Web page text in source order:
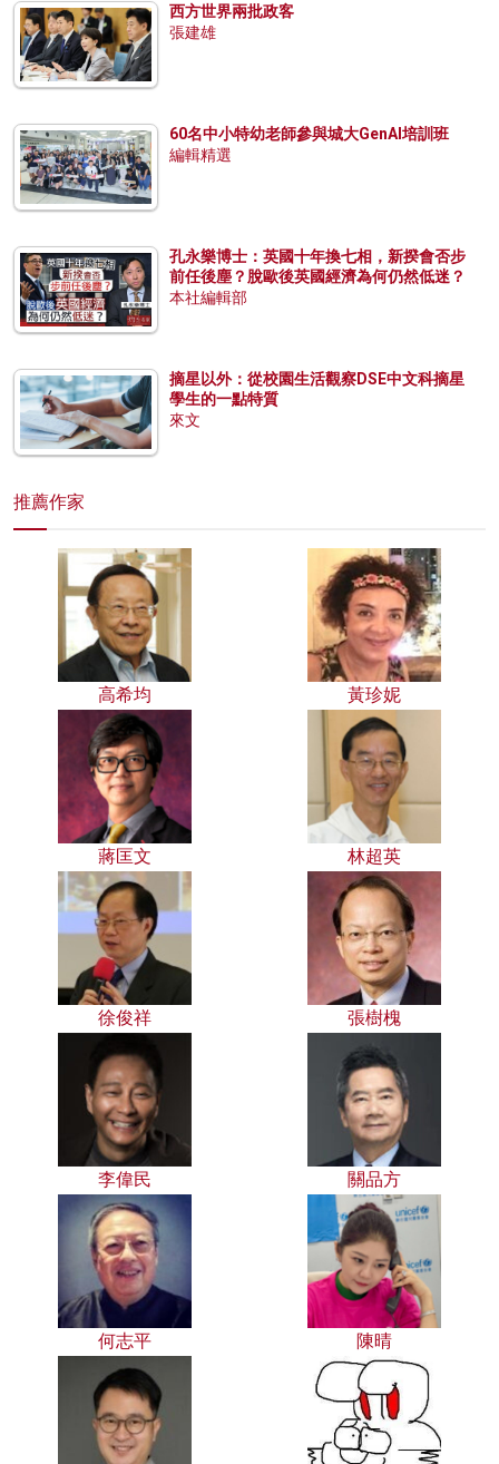
西方世界兩批政客
張建雄
60名中小特幼老師參與城大GenAI培訓班
編輯精選
孔永樂博士：英國十年換七相，新揆會否步
前任後塵？脫歐後英國經濟為何仍然低迷？
本社編輯部
摘星以外：從校園生活觀察DSE中文科摘星
學生的一點特質
來文
推薦作家
高希均 黃珍妮
蔣匡文 林超英
徐俊祥 張樹槐
李偉民 關品方
何志平 陳晴